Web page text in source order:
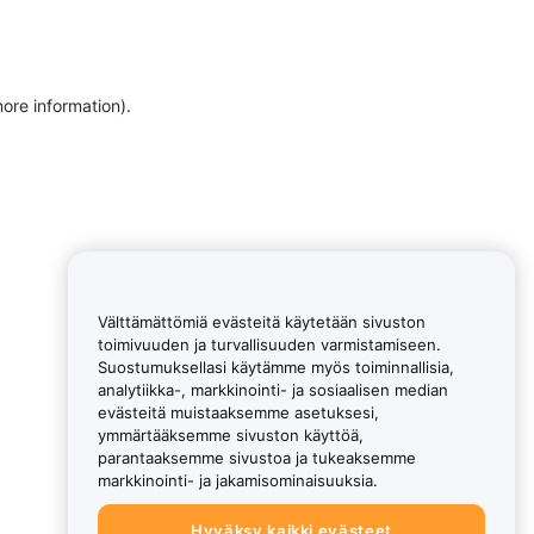
information).
Välttämättömiä evästeitä käytetään sivuston
toimivuuden ja turvallisuuden varmistamiseen.
Suostumuksellasi käytämme myös toiminnallisia,
analytiikka-, markkinointi- ja sosiaalisen median
evästeitä muistaaksemme asetuksesi,
ymmärtääksemme sivuston käyttöä,
parantaaksemme sivustoa ja tukeaksemme
markkinointi- ja jakamisominaisuuksia.